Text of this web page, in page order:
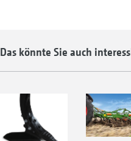
Das könnte Sie auch